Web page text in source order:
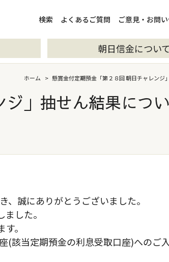
検索 検索
よくあるご質問 ご意見・お問
朝日信金について
ホーム > 懸賞金付定期預金「第２８回 朝日チャレンジ
」抽せん結果につ
、誠にありがとうございました。
した。
。
(該当定期預金の利息受取口座)へのご